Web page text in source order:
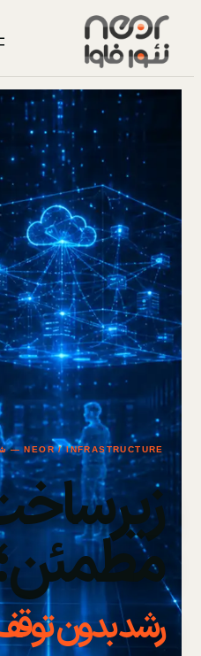
NEOR / INFRASTRUCTURE — شبکه، امنیت، ابر و عملیات
رشد بدون